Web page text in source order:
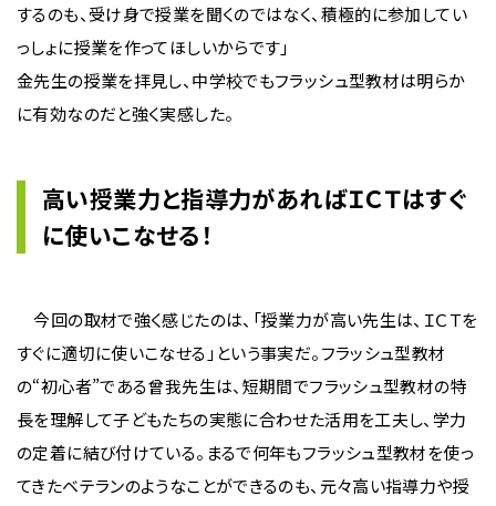
するのも、受け身で授業を聞くのではなく、積極的に参加してい
っしょに授業を作ってほしいからです」
金先生の授業を拝見し、中学校でもフラッシュ型教材は明らか
に有効なのだと強く実感した。
高い授業力と指導力があればＩＣＴはすぐ
に使いこなせる！
今回の取材で強く感じたのは、「授業力が高い先生は、ＩＣＴを
すぐに適切に使いこなせる」という事実だ。フラッシュ型教材
の“初心者”である曾我先生は、短期間でフラッシュ型教材の特
長を理解して子どもたちの実態に合わせた活用を工夫し、学力
の定着に結び付けている。まるで何年もフラッシュ型教材を使っ
てきたベテランのようなことができるのも、元々高い指導力や授